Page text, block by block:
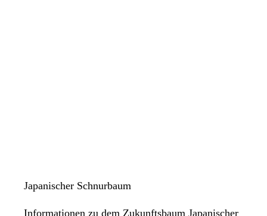
Japanischer Schnurbaum
Informationen zu dem Zukunftsbaum Japanischer